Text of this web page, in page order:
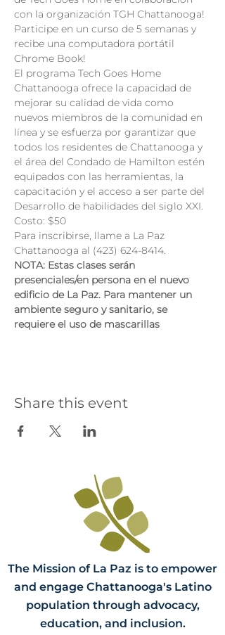
con la organización TGH Chattanooga!
Participe en un curso de 5 semanas y
recibe una computadora portátil
Chrome Book!
El programa Tech Goes Home
Chattanooga ofrece la capacidad de
mejorar su calidad de vida como
nuevos miembros de la comunidad en
línea y se esfuerza por garantizar que
todos los residentes de Chattanooga y
el área del Condado de Hamilton estén
equipados con las herramientas, la
capacitación y el acceso a ser parte del
Desarrollo de habilidades del siglo XXI.
Costo: $50
Para inscribirse, llame a La Paz
Chattanooga al (423) 624-8414.
NOTA: Estas clases serán
presenciales/en persona en el nuevo
edificio de La Paz. Para mantener un
ambiente seguro y sanitario, se
requiere el uso de mascarillas
Share this event
The Mission of La Paz is to empower
and engage Chattanooga's Latino
population through advocacy,
education, and inclusion.